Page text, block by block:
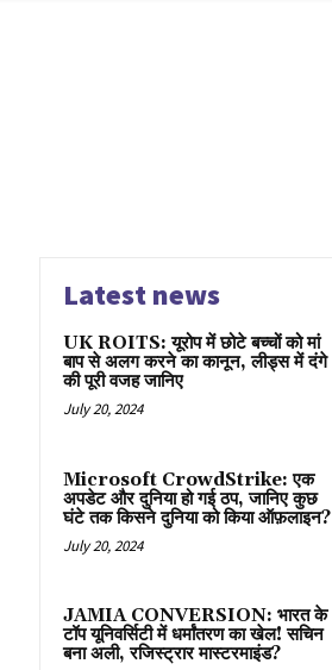
Latest news
UK ROITS: यूरोप में छोटे बच्चों को मां
बाप से अलग करने का कानून, लीड्स में दंगे
की पूरी वजह जानिए
July 20, 2024
Microsoft CrowdStrike: एक
अपडेट और दुनिया हो गई ठप, जानिए कुछ
घंटे तक किसने दुनिया को किया ऑफ़लाइन?
July 20, 2024
JAMIA CONVERSION: भारत के
टॉप यूनिवर्सिटी में धर्मांतरण का खेल! सचिन
बना अली, रजिस्ट्रार मास्टरमाइंड?